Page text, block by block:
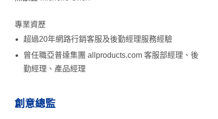
專業資歷
超過20年網路行銷客服及後勤經理服務經驗
曾任職亞普達集團 allproducts.com 客服部經理、後
勤經理、產品經理
創意總監